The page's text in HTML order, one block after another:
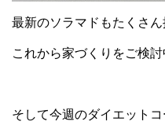
最新のソラマドもたくさん
これから家づくりをご検
そして今週のダイエット